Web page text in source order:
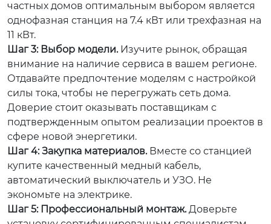
частных домов оптимальным выбором является
однофазная станция на 7.4 кВт или трехфазная на
11 кВт.
Шаг 3: Выбор модели.Изучите рынок, обращая
внимание на наличие сервиса в вашем регионе.
Отдавайте предпочтение моделям с настройкой
силы тока, чтобы не перегружать сеть дома.
Доверие стоит оказывать поставщикам с
подтвержденным опытом реализации проектов в
сфере новой энергетики.
Шаг 4: Закупка материалов.Вместе со станцией
купите качественный медный кабель,
автоматический выключатель и УЗО. Не
экономьте на электрике.
Шаг 5: Профессиональный монтаж.Доверьте